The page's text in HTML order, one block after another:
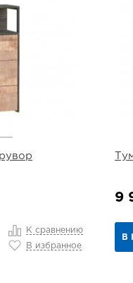
К сравнению
В избранное
9
В